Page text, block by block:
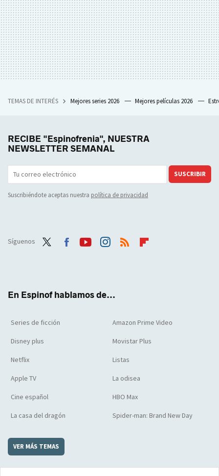
TEMAS DE INTERÉS Mejores series 2026 Mejores películas 2026
RECIBE "Espinofrenia", NUESTRA
NEWSLETTER SEMANAL
SUSCRIBIR
Suscribiéndote aceptas nuestra política de privacidad
Síguenos
En Espinof hablamos de...
Series de ficción Amazon Prime Video
Disney plus Movistar Plus
Netflix Listas
Apple TV La odisea
Cine español HBO Max
La casa del dragón Spider-man: Brand New Day
VER MÁS TEMAS